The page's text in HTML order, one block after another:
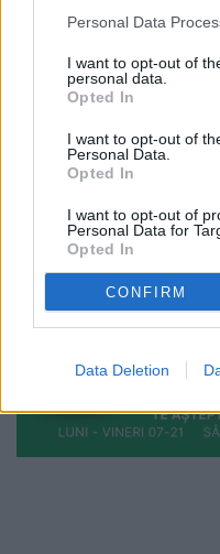
Personal Data
I want to opt-out of
personal data.
Opted In
I want to opt-out of
Personal Data.
Opted In
I want to opt-out of
Personal Data for
Opted In
CONFIRM
Data Deletion